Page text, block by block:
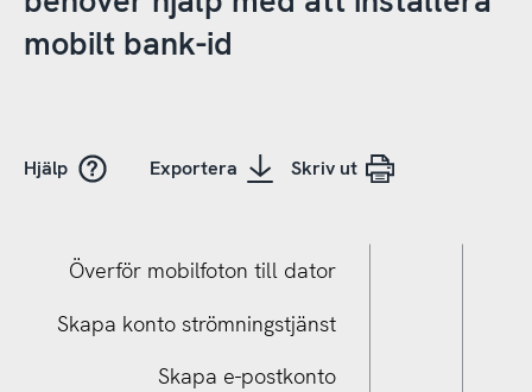
mobilt bank-id
Hjälp Exportera Skriv ut
Skapa e-postkonto
Skapa konto strömningstjänst
Överför mobilfoton till dator